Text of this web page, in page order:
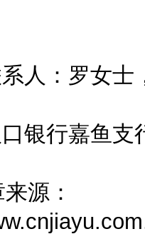
：罗女士
行嘉鱼支
源：